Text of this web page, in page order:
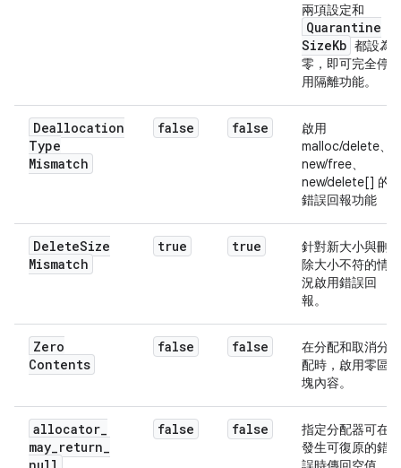
兩項設定和
Quarantine
SizeKb 都設為
零，即可完全停
用隔離功能。
Deallocation
Type
Mismatch
false false
啟用
malloc/delete、
new/free、
new/delete[] 的
錯誤回報功能
DeleteSize
Mismatch
true true
針對新大小與刪
除大小不符的情
況啟用錯誤回
報。
Zero
Contents
false false
在分配和取消分
配時，啟用零區
塊內容。
allocator_
may_return_
false false
指定分配器可在
發生可復原的錯